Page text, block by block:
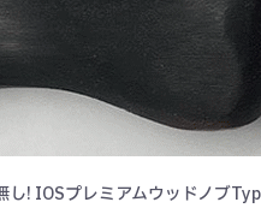
し! IOSプレミアムウッドノブ